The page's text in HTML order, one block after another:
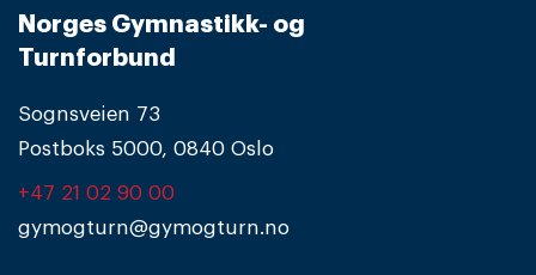
Norges Gymnastikk- og
Turnforbund
Sognsveien 73
Postboks 5000, 0840 Oslo
+47 21 02 90 00
gymogturn@gymogturn.no